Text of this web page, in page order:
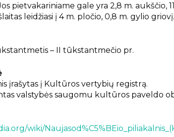
pietvakariniame gale yra 2,8 m. aukščio,
leidžiasi į 4 m. pločio, 0,8 m. gylio
– II tūkstantmečio pr.
įrašytas į Kultūros vertybių registrą.
valstybės saugomu kultūros paveldo
wiki/